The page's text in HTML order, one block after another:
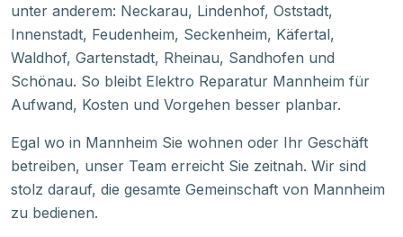
unter anderem: Neckarau, Lindenhof, Oststadt,
Innenstadt, Feudenheim, Seckenheim, Käfertal,
Waldhof, Gartenstadt, Rheinau, Sandhofen und
Schönau. So bleibt Elektro Reparatur Mannheim für
Aufwand, Kosten und Vorgehen besser planbar.
Egal wo in Mannheim Sie wohnen oder Ihr Geschäft
betreiben, unser Team erreicht Sie zeitnah. Wir sind
stolz darauf, die gesamte Gemeinschaft von Mannheim
zu bedienen.